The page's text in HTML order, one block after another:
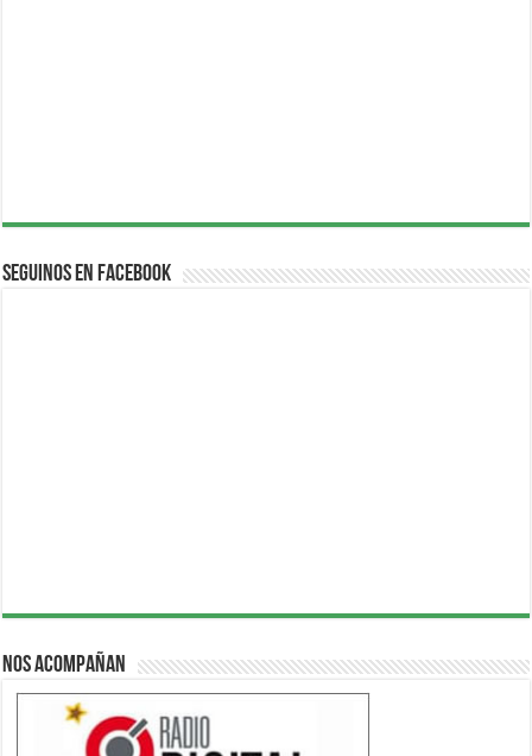
Seguinos en Facebook
Nos acompañan